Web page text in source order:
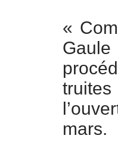
«
mars.